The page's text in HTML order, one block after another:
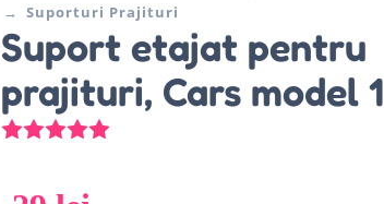
Suporturi Prajituri
Suport etajat pentru
prajituri, Cars model 1
Evaluat la